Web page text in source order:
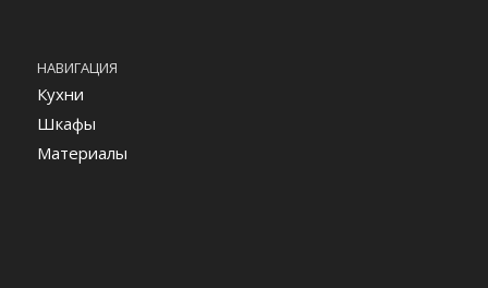
НАВИГАЦИЯ
Кухни
Шкафы
Материалы